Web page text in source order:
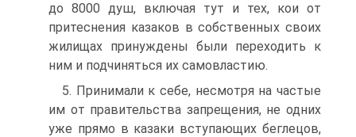
до 8000 душ, включая тут и тех, кои от
притеснения казаков в собственных своих
жилищах принуждены были переходить к
ним и подчиняться их самовластию.
5. Принимали к себе, несмотря на частые
им от правительства запрещения, не одних
уже прямо в казаки вступающих беглецов,